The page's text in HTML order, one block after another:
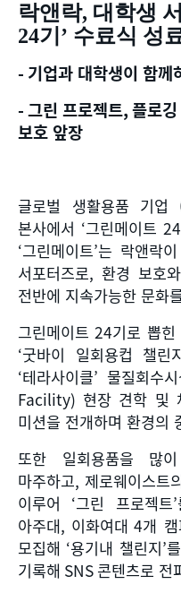
락앤락, 대학생
24기 ’ 수료식 성
- 기업과 대학생이 함
-그린 프로젝트,플로
보호 앞장
글로벌 생활용품 기
본사에서 ‘그린메이트 24
‘그린메이트’는 락앤락이
서포터즈로, 환경 보호
전반에 지속가능한 문화
그린메이트 24기로 뽑힌
‘굿바이 일회용컵 챌린
‘테라사이클’ 물질회수시
Facility) 현장 견학 및
미션을 전개하며 환경의
또한 일회용품을 많
마주하고, 제로웨이스트
이루어 ‘그린 프로젝트’
아주대, 이화여대 4개
모집해 ‘용기내 챌린지’
기록해 SNS 콘텐츠로 전